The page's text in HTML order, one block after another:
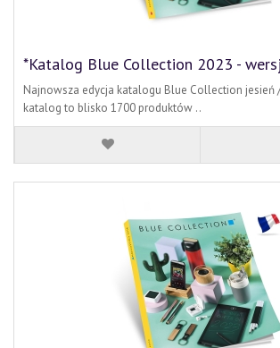
*Katalog Blue Collection 2023 -
Najnowsza edycja katalogu Blue Collection jesień
katalog to blisko 1700 produktów ..